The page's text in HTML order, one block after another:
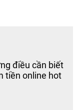
điều cần biết
tiền online hot